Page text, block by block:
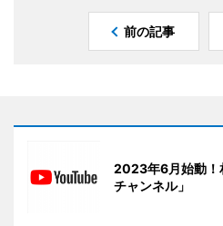
前の記事
2023年6月始動！
チャンネル」